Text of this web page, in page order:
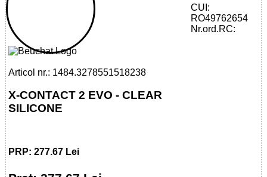
32785515182 - X-CONTACT 2 EVO -
CLEAR SILICONE
Articol nr.: 1484.3278551518238
X-CONTACT 2 EVO - CLEAR
SILICONE
PRP: 277.67 Lei
CUI:
RO49762654
Nr.ord.RC: